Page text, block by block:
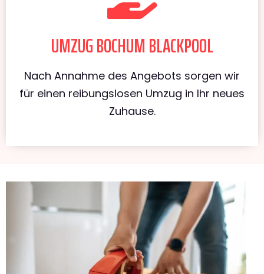
UMZUG BOCHUM BLACKPOOL
Nach Annahme des Angebots sorgen wir
für einen reibungslosen Umzug in Ihr neues
Zuhause.